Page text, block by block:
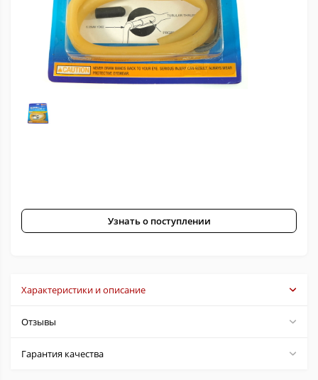
Узнать о поступлении
Характеристики и описание
Отзывы
Гарантия качества